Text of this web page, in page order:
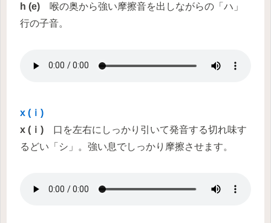
h (e) 喉の奥から強い摩擦音を出しながらの「ハ」
行の子音。
x (ｉ)
x (ｉ) 口を左右にしっかり引いて発音する切れ味す
るどい「シ」。強い息でしっかり摩擦させます。